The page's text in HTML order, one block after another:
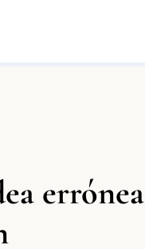
errónea